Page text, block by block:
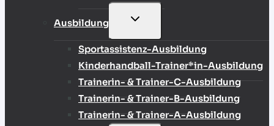
Ausbildung
UNTERMENÜ
Sportassistenz-Ausbildung
Kinderhandball-Trainer*in-Ausbildung
Trainerin- & Trainer-C-Ausbildung
Trainerin- & Trainer-B-Ausbildung
Trainerin- & Trainer-A-Ausbildung